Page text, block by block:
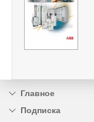
Главное
Подписка